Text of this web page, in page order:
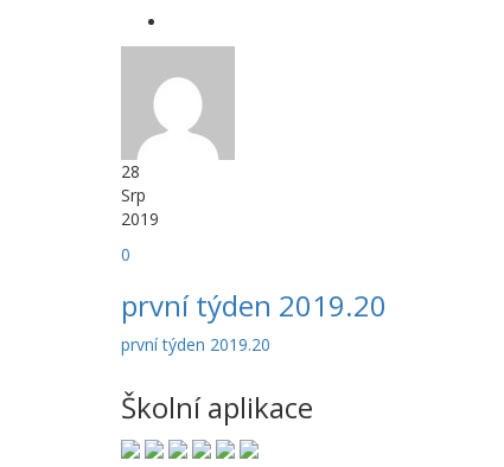
28
Srp
2019
0
první týden 2019.20
první týden 2019.20
Školní aplikace